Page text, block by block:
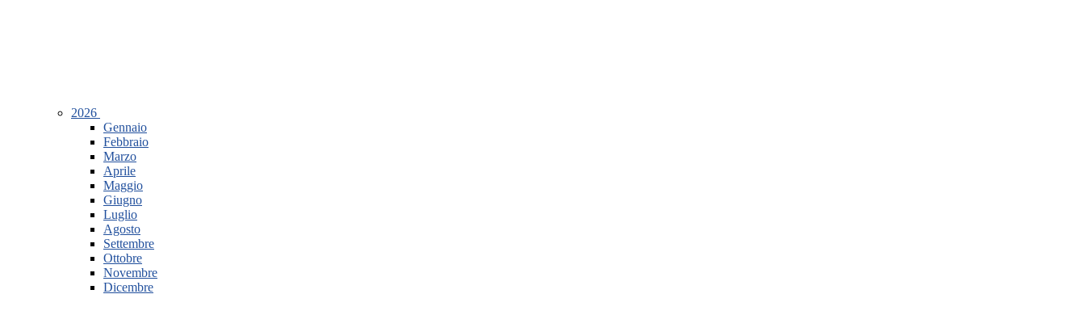
2026
Gennaio
Febbraio
Marzo
Aprile
Maggio
Giugno
Luglio
Agosto
Settembre
Ottobre
Novembre
Dicembre